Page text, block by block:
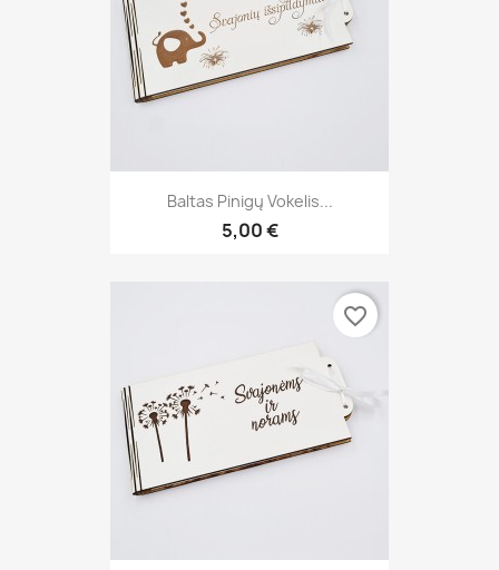
Baltas Pinigų Vokelis...
5,00 €
favorite_border